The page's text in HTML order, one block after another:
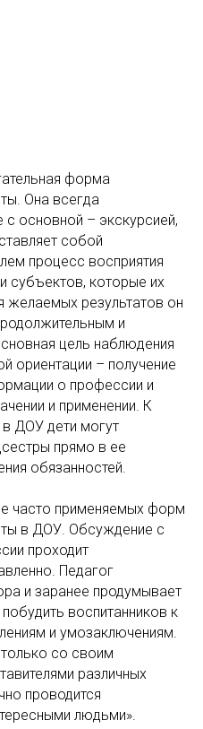
форма
Она всегда
с основной – экскурсией,
собой
процесс восприятия
субъектов, которые их
результатов он
и
цель наблюдения
ориентации – получение
о профессии и
и применении. К
ДОУ дети могут
прямо в ее
обязанностей.
часто применяемых форм
в ДОУ. Обсуждение с
проходит
Педагог
и заранее продумывает
воспитанников к
и умозаключениям.
со своим
различных
проводится
людьми».